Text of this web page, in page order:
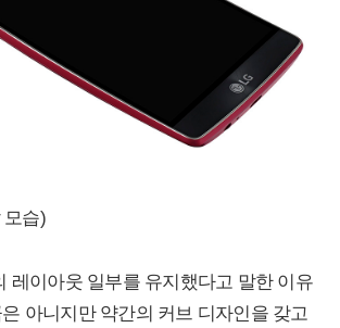
모습)
레이아웃 일부를 유지했다고 말한 이유
아니지만 약간의 커브 디자인을 갖고